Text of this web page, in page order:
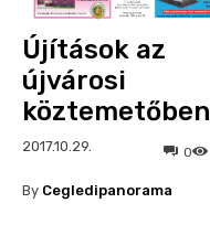
Újítások az
újvárosi
köztemetőben
2017.10.29. 0
By Cegledipanorama